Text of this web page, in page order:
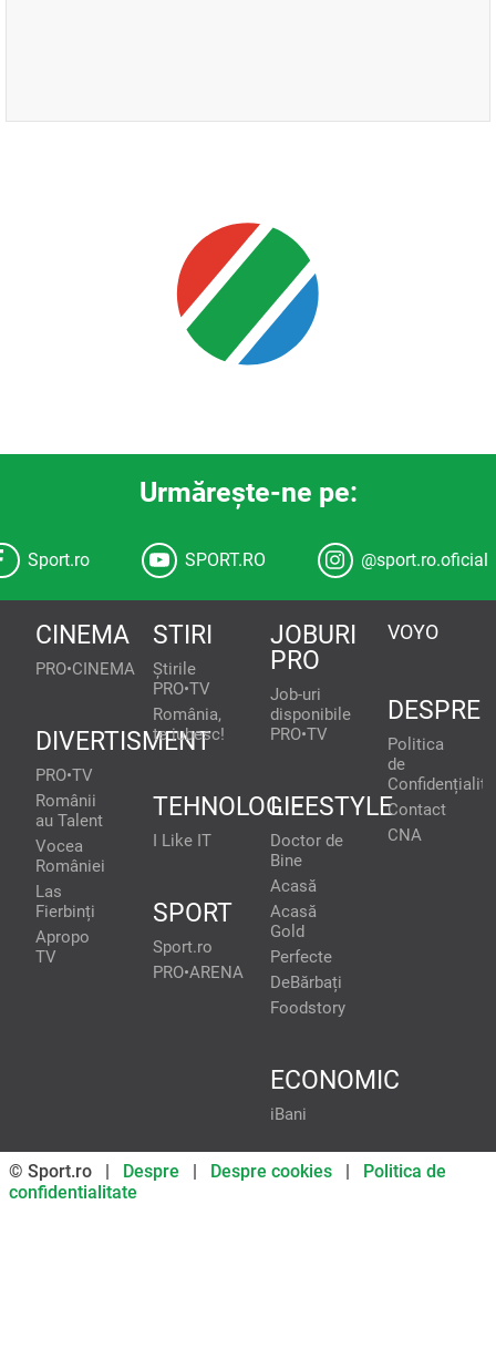
Urmăreşte-ne pe:
Sport.ro SPORT.RO @sport.ro.oficial
CINEMA
PRO•CINEMA
DIVERTISMENT
PRO•TV
Românii
au Talent
Vocea
României
Las
Fierbinți
Apropo
TV
STIRI
Știrile
PRO•TV
România,
te iubesc!
TEHNOLOGIE
I Like IT
SPORT
Sport.ro
PRO•ARENA
JOBURI
PRO
Job-uri
disponibile
PRO•TV
LIFESTYLE
Doctor de
Bine
Acasă
Acasă
Gold
Perfecte
DeBărbați
Foodstory
ECONOMIC
iBani
VOYO
DESPRE
Politica
de
Contact
CNA
© Sport.ro | Despre | Despre cookies | Politica de
confidentialitate